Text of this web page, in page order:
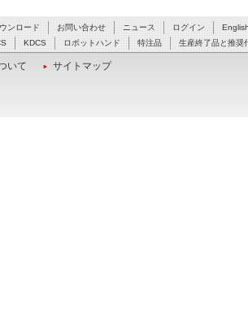
ンロード お問い合わせ ニュース ログイン
KDCS ロボットハンド 特注品 生産終了品と推奨
いて サイトマップ